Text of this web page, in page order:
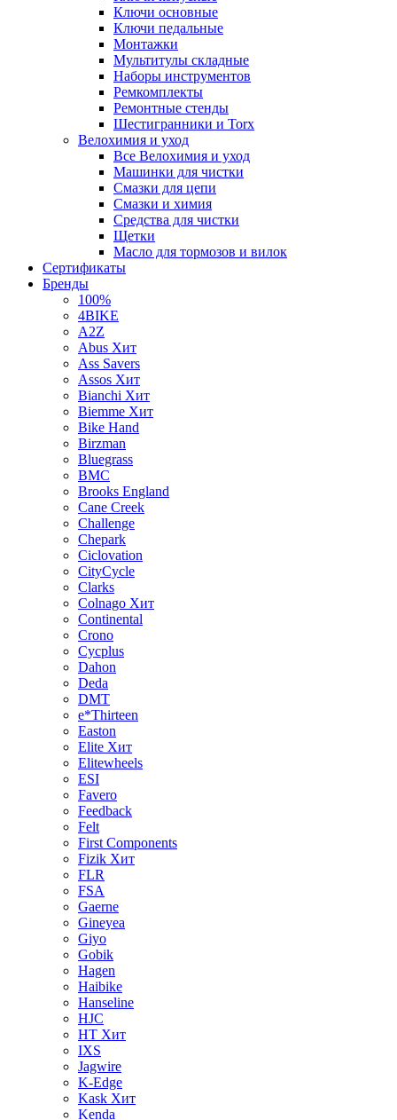
Ключи основные
Ключи педальные
Монтажки
Мультитулы складные
Наборы инструментов
Ремкомплекты
Ремонтные стенды
Шестигранники и Torx
Велохимия и уход
Все Велохимия и уход
Машинки для чистки
Смазки для цепи
Смазки и химия
Средства для чистки
Щетки
Масло для тормозов и вилок
Сертификаты
Бренды
100%
4BIKE
A2Z
Abus Хит
Ass Savers
Assos Хит
Bianchi Хит
Biemme Хит
Bike Hand
Birzman
Bluegrass
BMC
Brooks England
Cane Creek
Challenge
Chepark
Ciclovation
CityCycle
Clarks
Colnago Хит
Continental
Crono
Cycplus
Dahon
Deda
DMT
e*Thirteen
Easton
Elite Хит
Elitewheels
ESI
Favero
Feedback
Felt
First Components
Fizik Хит
FLR
FSA
Gaerne
Gineyea
Giyo
Gobik
Hagen
Haibike
Hanseline
HJC
HT Хит
IXS
Jagwire
K-Edge
Kask Хит
Kenda